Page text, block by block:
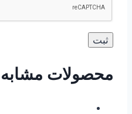
محصولات مشابه